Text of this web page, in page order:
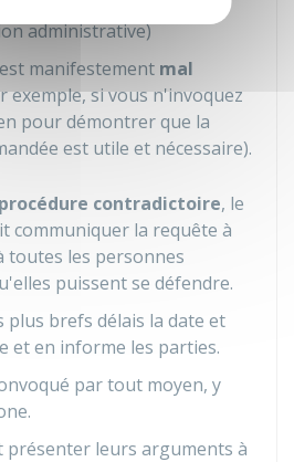
administrative)
manifestement mal
exemple, si vous n'invoquez
pour démontrer que la
est utile et nécessaire).
procédure contradictoire, le
communiquer la requête à
toutes les personnes
puissent se défendre.
plus brefs délais la date et
et en informe les parties.
par tout moyen, y
présenter leurs arguments à